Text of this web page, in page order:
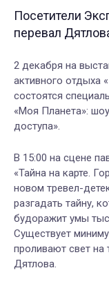
Посетители
перевал
2 декабря на
активного отдыха
состоятся
«Моя Планета»:
доступа».
В 15:00 на сцене
«Тайна на карте.
новом тревел-
разгадать тайну,
будоражит умы
Существует
проливают свет на
Дятлова.